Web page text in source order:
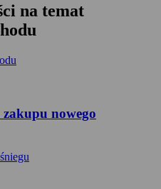
na temat
nowego